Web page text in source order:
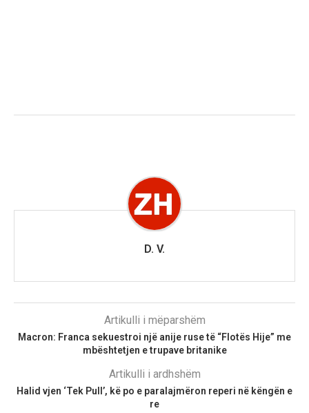
D. V.
Artikulli i mëparshëm
Macron: Franca sekuestroi një anije ruse të “Flotës Hije” me
mbështetjen e trupave britanike
Artikulli i ardhshëm
Halid vjen ‘Tek Pull’, kë po e paralajmëron reperi në këngën e
re